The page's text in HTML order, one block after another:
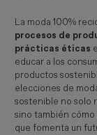
La moda 100%
procesos de
prácticas éticas
educar a los
productos
elecciones de
sostenible no solo
sino también
que fomenta un